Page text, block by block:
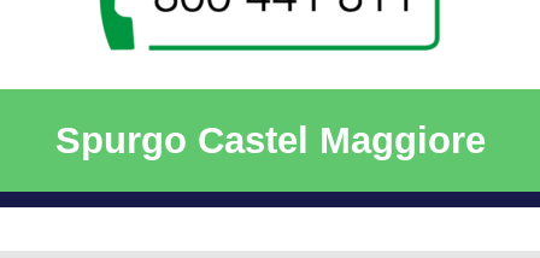
Spurgo Castel Maggiore